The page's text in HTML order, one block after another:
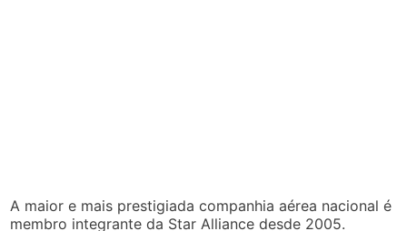
A maior e mais prestigiada companhia aérea nacional é
membro integrante da Star Alliance desde 2005.